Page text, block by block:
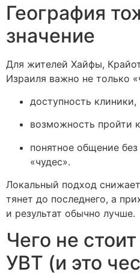
География
значение
Для жителей Хайфы,
Израиля важно не только
доступность клиники,
возможность пройти
понятное общение
«чудес».
Локальный подход
тянет до последнего, а
и результат обычно лучше.
Чего не
УВТ (и это